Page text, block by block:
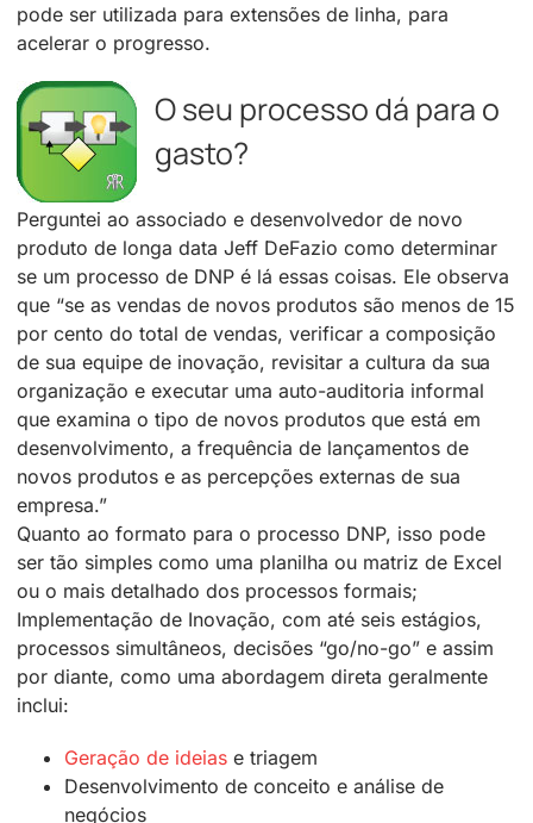
pode ser utilizada para extensões de linha, para
acelerar o progresso.
O seu processo dá para o
gasto?
Perguntei ao associado e desenvolvedor de novo
produto de longa data Jeff DeFazio como determinar
se um processo de DNP é lá essas coisas. Ele observa
que “se as vendas de novos produtos são menos de 15
por cento do total de vendas, verificar a composição
de sua equipe de inovação, revisitar a cultura da sua
organização e executar uma auto-auditoria informal
que examina o tipo de novos produtos que está em
desenvolvimento, a frequência de lançamentos de
novos produtos e as percepções externas de sua
empresa.”
Quanto ao formato para o processo DNP, isso pode
ser tão simples como uma planilha ou matriz de Excel
ou o mais detalhado dos processos formais;
Implementação de Inovação, com até seis estágios,
processos simultâneos, decisões “go/no-go” e assim
por diante, como uma abordagem direta geralmente
inclui:
Geração de ideias e triagem
Desenvolvimento de conceito e análise de
negócios